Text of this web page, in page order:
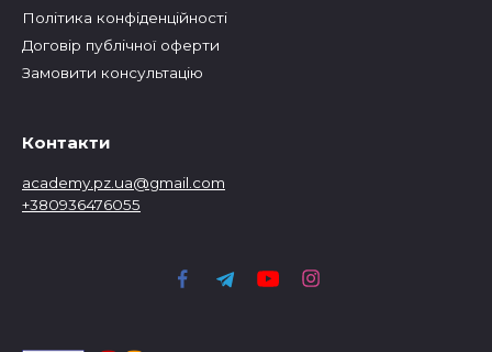
Політика конфіденційності
Договір публічної оферти
Замовити консультацію
Контакти
academy.pz.ua@gmail.com
+380936476055